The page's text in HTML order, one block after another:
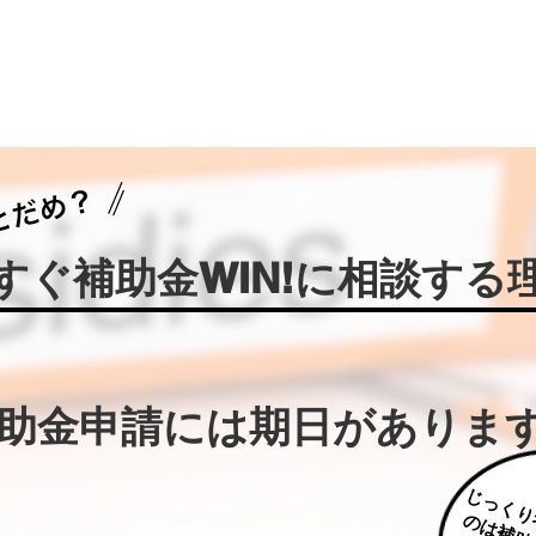
ぐ補助金WIN!に相談する
金申請には期日がありま